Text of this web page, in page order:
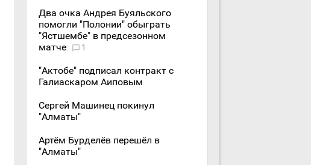
Два очка Андрея Буяльского
помогли "Полонии" обыграть
"Ястшембе" в предсезонном
матче
1
"Актобе" подписал контракт с
Галиаскаром Аиповым
Сергей Машинец покинул
"Алматы"
Артём Бурделёв перешёл в
"Алматы"